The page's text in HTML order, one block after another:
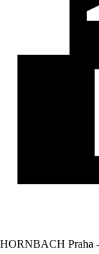
HORNBACH Praha